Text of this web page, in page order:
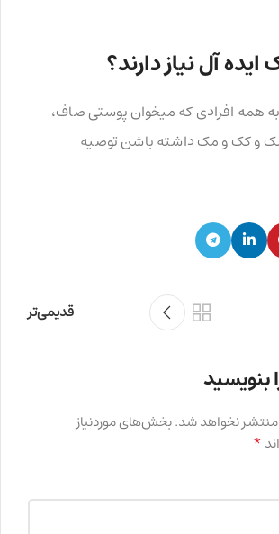
آل نیاز دارند؟
همه افرادی که میخوان پوستی صاف،
و کک و مک داشته باشن توصیه
قدیمی‌تر
بنویسید
نخواهد شد.بخش‌های موردنیاز
*